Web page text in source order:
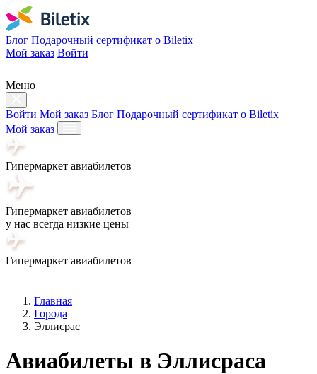
Блог Подарочный сертификат о Biletix
Мой заказ Войти
Меню
Войти Мой заказ Блог Подарочный сертификат о Biletix
Мой заказ
Гипермаркет авиабилетов
Гипермаркет авиабилетов
у нас всегда низкие цены
Гипермаркет авиабилетов
Главная
Города
Эллисрас
Авиабилеты в Эллисраса